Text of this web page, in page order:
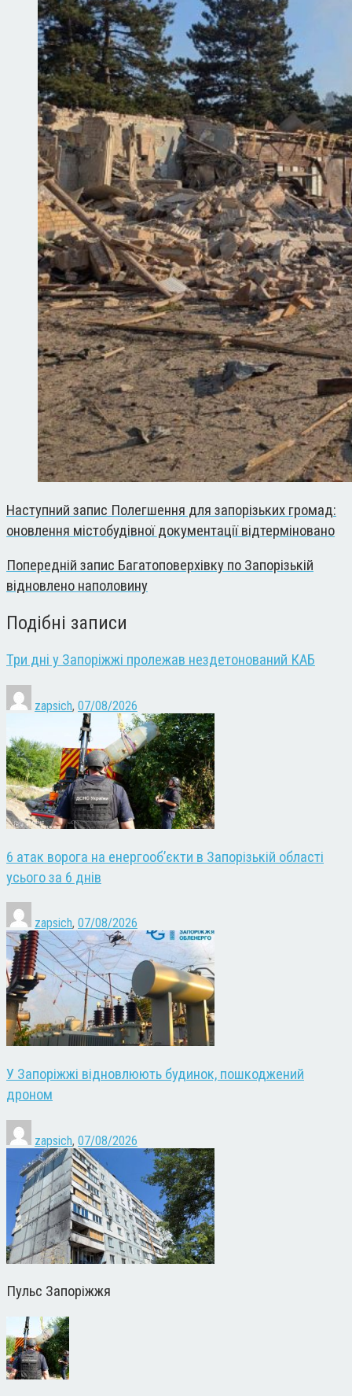
Наступний запис Полегшення для запорізьких громад:
оновлення містобудівної документації відтерміновано
Попередній запис Багатоповерхівку по Запорізькій
відновлено наполовину
Подібні записи
Три дні у Запоріжжі пролежав нездетонований КАБ
zapsich, 07/08/2026
6 атак ворога на енергооб’єкти в Запорізькій області
усього за 6 днів
zapsich, 07/08/2026
У Запоріжжі відновлюють будинок, пошкоджений
дроном
zapsich, 07/08/2026
Пульс Запоріжжя